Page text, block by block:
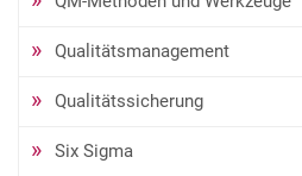
Qualitätsmanagement
Qualitätssicherung
Six Sigma